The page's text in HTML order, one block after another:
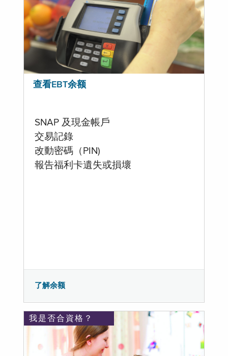
查看EBT余额
SNAP 及現金帳戶
交易記錄
改動密碼（PIN)
報告福利卡遺失或損壞
了解余额
我是否合資格？